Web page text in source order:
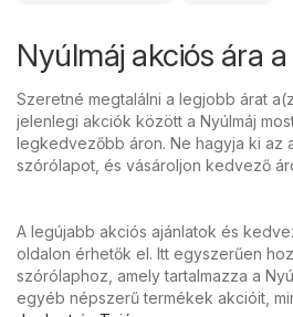
Nyúlmáj akciós ára
Szeretné megtalálni a legjobb árat
jelenlegi akciók között a Nyúlmáj
legkedvezőbb áron. Ne hagyja ki az
szórólapot, és vásároljon kedvező
A legújabb akciós ajánlatok és
oldalon érhetők el. Itt egyszerűen
szórólaphoz, amely tartalmazza a
egyéb népszerű termékek akcióit,